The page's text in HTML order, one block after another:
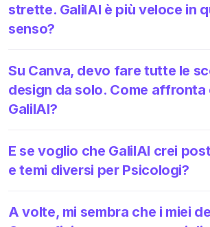
strette. GalilAI è più veloce in
senso?
Su Canva, devo fare tutte le
design da solo. Come affronta
GalilAI?
E se voglio che GalilAI crei
e temi diversi per Psicologi?
A volte, mi sembra che i miei